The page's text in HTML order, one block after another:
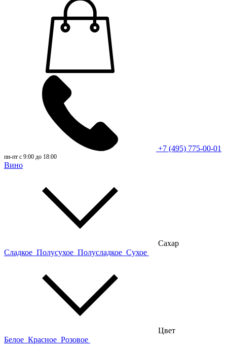
+7 (495) 775-00-01
пн-пт с 9:00 до 18:00
Вино
Сахар
Сладкое Полусухое Полусладкое Сухое
Цвет
Белое Красное Розовое